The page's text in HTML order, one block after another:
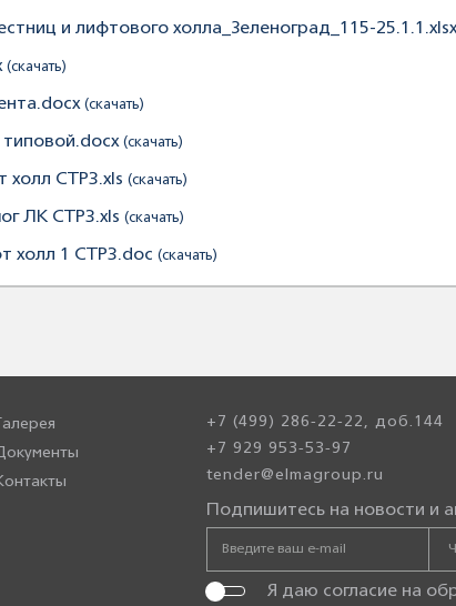
и лифтового холла_Зеленоград_115-
(скачать)
(скачать)
(скачать)
холл СТР3.xls (скачать)
ЛК СТР3.xls (скачать)
холл 1 СТР3.doc (скачать)
Галерея
+7 (499) 286-22-22, доб.144
+7 929 953-53-97
tender@elmagroup.ru
Подпишитесь на новости и
Я даю согласие на